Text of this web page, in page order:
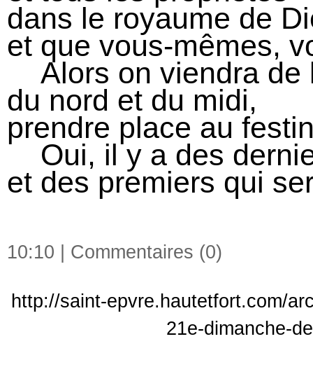
dans le royaume de
et que vous-mêmes,
Alors on viendra de
du nord et du midi,
prendre place au
Oui, il y a des
et des premiers qui
10:10 | Commentaires (0)
http://saint-epvre.hautetfort.com/
21e-dimanche-